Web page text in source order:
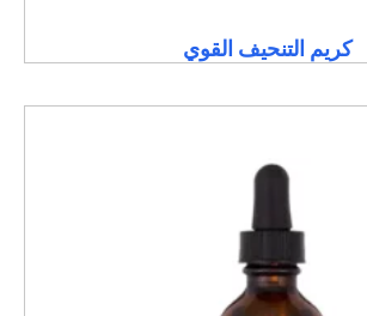
كريم التنحيف القوي